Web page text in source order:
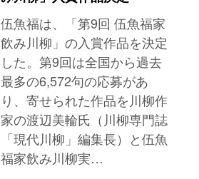
伍魚福は、「第9回 伍魚福家
飲み川柳」の入賞作品を決定
した。第9回は全国から過去
最多の6,572句の応募があ
り、寄せられた作品を川柳作
家の渡辺美輪氏（川柳専門誌
「現代川柳」編集長）と伍魚
福家飲み川柳実…